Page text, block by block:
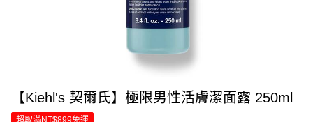
【Kiehl's 契爾氏】極限男性活膚潔面露 250ml
超取滿NT$899免運